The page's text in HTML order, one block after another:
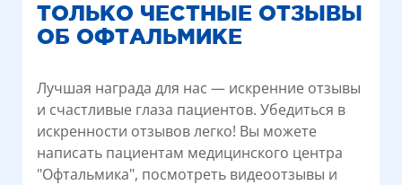
ТОЛЬКО ЧЕСТНЫЕ ОТЗЫВЫ
ОБ ОФТАЛЬМИКЕ
Лучшая награда для нас — искренние отзывы
и счастливые глаза пациентов. Убедиться в
искренности отзывов легко! Вы можете
написать пациентам медицинского центра
"Офтальмика", посмотреть видеоотзывы и